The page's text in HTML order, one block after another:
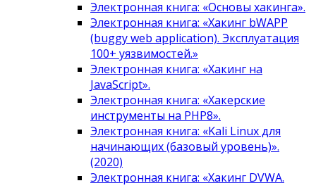
Электронная книга: «Основы хакинга».
Электронная книга: «Хакинг bWAPP
(buggy web application). Эксплуатация
100+ уязвимостей.»
Электронная книга: «Хакинг на
JavaScript».
Электронная книга: «Хакерские
инструменты на PHP8».
Электронная книга: «Kali Linux для
начинающих (базовый уровень)».
(2020)
Электронная книга: «Хакинг DVWA.